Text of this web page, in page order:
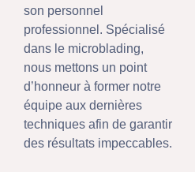
son personnel
professionnel. Spécialisé
dans le microblading,
nous mettons un point
d’honneur à former notre
équipe aux dernières
techniques afin de garantir
des résultats impeccables.